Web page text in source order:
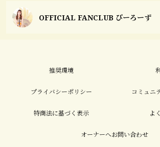
OFFICIAL FANCLUB ぴーろーず
推奨環境
プライバシーポリシー コミュニ
特商法に基づく表示 よ
オーナーへお問い合わせ